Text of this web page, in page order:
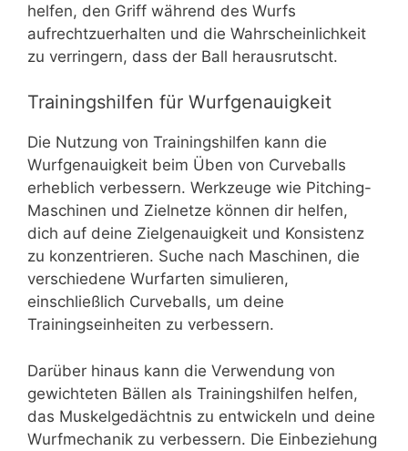
helfen, den Griff während des Wurfs
aufrechtzuerhalten und die Wahrscheinlichkeit
zu verringern, dass der Ball herausrutscht.
Trainingshilfen für Wurfgenauigkeit
Die Nutzung von Trainingshilfen kann die
Wurfgenauigkeit beim Üben von Curveballs
erheblich verbessern. Werkzeuge wie Pitching-
Maschinen und Zielnetze können dir helfen,
dich auf deine Zielgenauigkeit und Konsistenz
zu konzentrieren. Suche nach Maschinen, die
verschiedene Wurfarten simulieren,
einschließlich Curveballs, um deine
Trainingseinheiten zu verbessern.
Darüber hinaus kann die Verwendung von
gewichteten Bällen als Trainingshilfen helfen,
das Muskelgedächtnis zu entwickeln und deine
Wurfmechanik zu verbessern. Die Einbeziehung